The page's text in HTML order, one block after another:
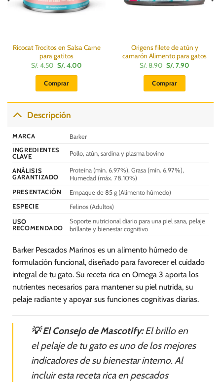
Ricocat Trocitos en Salsa Carne
para gatitos
S/.4.50 El
precio
original
era:
S/.
S/.4.00El
Comprar
Origens filete de atún y
camarón Alimento para gatos
S/.8.90 El
precio
original
era:
S/.
S/.7.90El
Comprar
Descripción
MARCA
Barker
INGREDIENTES
CLAVE
Pollo, atún, sardina y plasma bovino
ANÁLISIS
GARANTIZADO
Proteína (mín. 6.97%), Grasa (mín. 6.97%),
Humedad (máx. 78.10%)
PRESENTACIÓN
Empaque de 85 g (Alimento húmedo)
ESPECIE
Felinos (Adultos)
USO
RECOMENDADO
Soporte nutricional diario para una piel sana, pelaje
brillante y bienestar cognitivo
Barker Pescados Marinos es un alimento húmedo de
formulación funcional, diseñado para favorecer el cuidado
integral de tu gato. Su receta rica en Omega 3 aporta los
nutrientes necesarios para mantener su piel nutrida, su
pelaje radiante y apoyar sus funciones cognitivas diarias.
💡 El Consejo de Mascotify:El brillo en
el pelaje de tu gato es uno de los mejores
indicadores de su bienestar interno. Al
incluir esta receta rica en pescados